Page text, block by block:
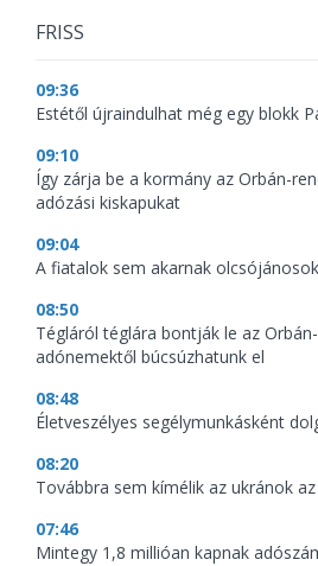
FRISS
09:36
Estétől újraindulhat még egy blokk
09:10
Így zárja be a kormány az Orbán-
adózási kiskapukat
09:04
A fiatalok sem akarnak
08:50
Tégláról téglára bontják le az
adónemektől búcsúzhatunk el
08:48
Életveszélyes segélymunkásként
08:20
Továbbra sem kímélik az ukránok
07:46
Mintegy 1,8 millióan kapnak